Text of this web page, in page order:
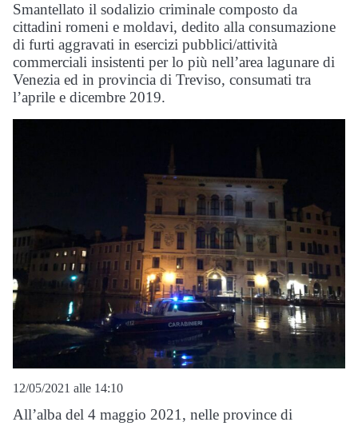
Smantellato il sodalizio criminale composto da
cittadini romeni e moldavi, dedito alla consumazione
di furti aggravati in esercizi pubblici/attività
commerciali insistenti per lo più nell’area lagunare di
Venezia ed in provincia di Treviso, consumati tra
l’aprile e dicembre 2019.
12/05/2021 alle 14:10
All’alba del 4 maggio 2021, nelle province di